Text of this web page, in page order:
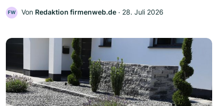
FW Von Redaktion firmenweb.de ‧ 28. Juli 2026